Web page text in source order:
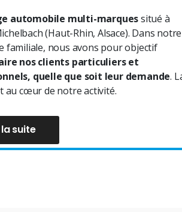
automobile multi-marquessitué à
(Haut-Rhin, Alsace). Dans notre
familiale, nous avons pour objectif
nos clients particuliers et
quelle que soit leur demande.
au cœur de notre activité.
suite